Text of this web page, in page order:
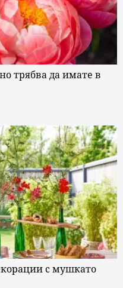
трябва да имате в
с мушкато